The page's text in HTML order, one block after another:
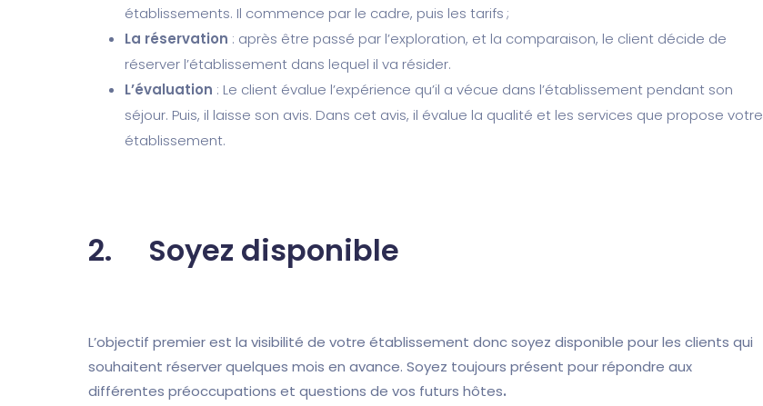
établissements. Il commence par le cadre, puis les tarifs ;
La réservation : après être passé par l’exploration, et la comparaison, le client décide de
réserver l’établissement dans lequel il va résider.
L’évaluation : Le client évalue l’expérience qu’il a vécue dans l’établissement pendant son
séjour. Puis, il laisse son avis. Dans cet avis, il évalue la qualité et les services que propose votre
établissement.
2. Soyez disponible
L’objectif premier est la visibilité de votre établissement donc soyez disponible pour les clients qui
souhaitent réserver quelques mois en avance. Soyez toujours présent pour répondre aux
différentes préoccupations et questions de vos futurs hôtes.